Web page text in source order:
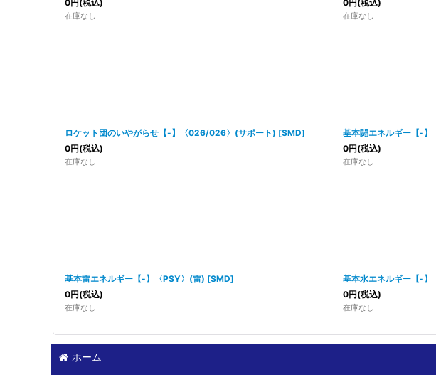
0円(税込)
在庫なし
0円(税込)
在庫なし
ロケット団のいやがらせ【-】〈026/026〉(サポート) [SMD]
0円(税込)
在庫なし
基本闘エネルギー【-】
0円(税込)
在庫なし
基本雷エネルギー【-】〈PSY〉(雷) [SMD]
0円(税込)
在庫なし
基本水エネルギー【-】
0円(税込)
在庫なし
ホーム